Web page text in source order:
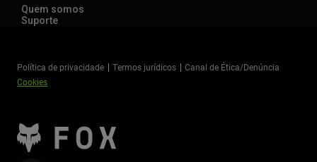
Quem somos
Suporte
Política de privacidade Termos jurídicos
Canal de Ética/Denúncia
Cookies